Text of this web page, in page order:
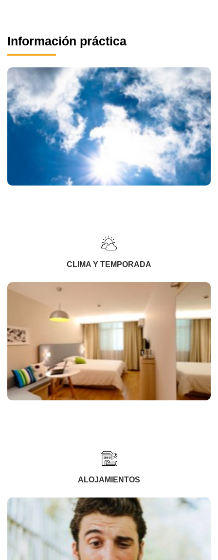
Información práctica
CLIMA Y TEMPORADA
ALOJAMIENTOS